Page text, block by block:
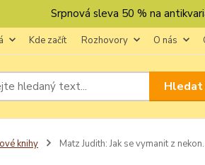
Srpnová sleva 50 % na
Kde začít Rozhovory O nás
Hledat
knihy Matz Judith: Jak se vymanit z